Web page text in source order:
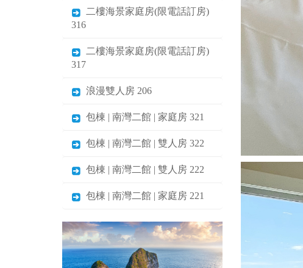
二樓海景家庭房(限電話訂房)
316
二樓海景家庭房(限電話訂房)
317
浪漫雙人房 206
包棟 | 南灣二館 | 家庭房 321
包棟 | 南灣二館 | 雙人房 322
包棟 | 南灣二館 | 雙人房 222
包棟 | 南灣二館 | 家庭房 221